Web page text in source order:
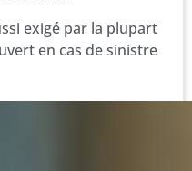
exigé par la plupart
en cas de sinistre